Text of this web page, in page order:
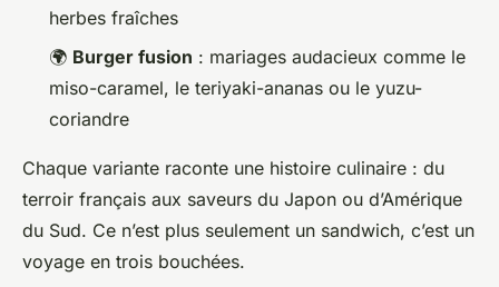
herbes fraîches
🌍 Burger fusion : mariages audacieux comme le
miso-caramel, le teriyaki-ananas ou le yuzu-
coriandre
Chaque variante raconte une histoire culinaire : du
terroir français aux saveurs du Japon ou d’Amérique
du Sud. Ce n’est plus seulement un sandwich, c’est un
voyage en trois bouchées.